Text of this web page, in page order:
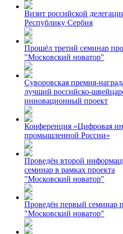
Визит российской
Республику Сербия
Прошёл третий семинар
"Московский новатор"
Суворовская премия-
лучший российско-
инновационный проект
Конференция «Цифровая
промышленной России»
Проведён второй
семинар в рамках проекта
"Московский новатор"
Проведён первый семинар
"Московский новатор"